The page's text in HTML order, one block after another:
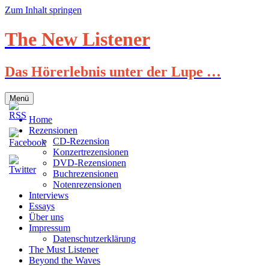
Zum Inhalt springen
The New Listener
Das Hörerlebnis unter der Lupe …
Menü
Home
Rezensionen
CD-Rezension
Konzertrezensionen
DVD-Rezensionen
Buchrezensionen
Notenrezensionen
Interviews
Essays
Über uns
Impressum
Datenschutzerklärung
The Must Listener
Beyond the Waves